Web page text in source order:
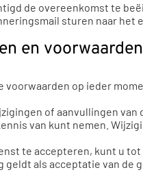
de overeenkomst te
sturen naar het
en voorwaarden
op ieder
of aanvullingen
van kunt nemen.
te accepteren, kunt u
als acceptatie van de